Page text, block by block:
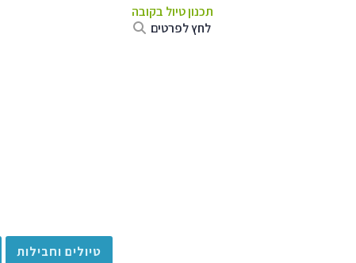
תכנון טיול בקובה
לחץ לפרטים
טיולים וחבילות